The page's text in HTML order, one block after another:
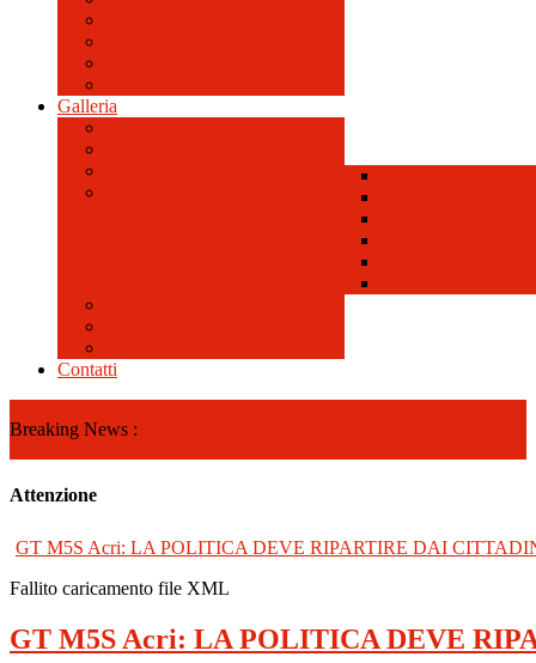
Galleria
Contatti
Breaking News :
GT M5S Acri: LA POLITICA DEVE RIPARTIRE DAI
Attenzione
Fallito caricamento file XML
GT M5S Acri: LA POLITICA DEVE